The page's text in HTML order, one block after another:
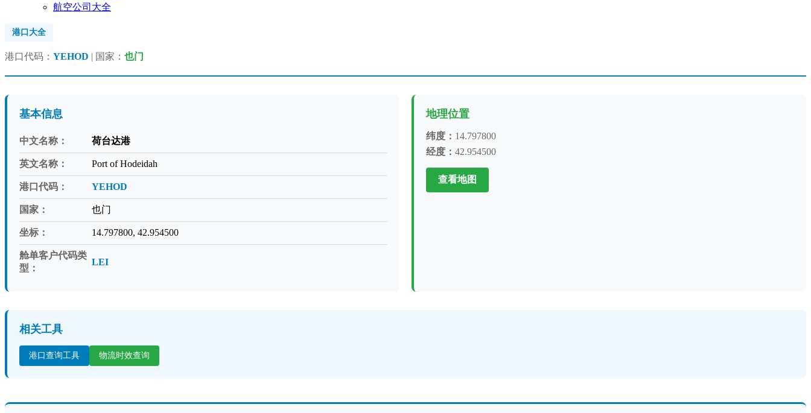
航空公司大全
港口大全
港口代码： YEHOD | 国家： 也门
基本信息
中文名称： 荷台达港
英文名称： Port of Hodeidah
港口代码： YEHOD
国家： 也门
坐标： 14.797800, 42.954500
舱单客户代码类
型：
LEI
地理位置
纬度： 14.797800
经度： 42.954500
查看地图
相关工具
港口查询工具 物流时效查询